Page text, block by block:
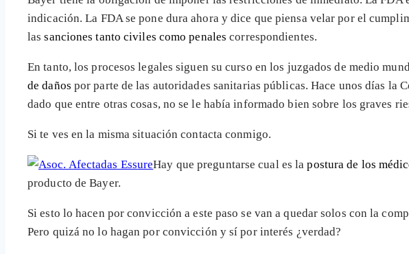
indicación. La FDA se pone dura ahora y dice que piensa velar por el
lassanciones tanto civiles como penales correspondientes.
En tanto, los procesos legales siguen su curso en los juzgados de medio
de daños por parte de las autoridades sanitarias públicas. Hace unos días la
dado que entre otras cosas, no se le había informado bien sobre los graves
Si te ves en la misma situación contacta conmigo.
Hay que preguntarse cual es lapostura de los
producto de Bayer.
Si esto lo hacen por convicción a este paso se van a quedar solos con la
Pero quizá no lo hagan por convicción y sí por interés ¿verdad?